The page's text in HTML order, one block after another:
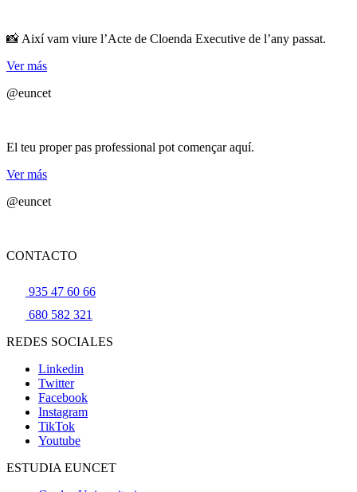
📸 Així vam viure l’Acte de Cloenda Executive de l’any passat.
Ver más
@euncet
El teu proper pas professional pot començar aquí.
Ver más
@euncet
CONTACTO
935 47 60 66
680 582 321
REDES SOCIALES
Linkedin
Twitter
Facebook
Instagram
TikTok
Youtube
ESTUDIA EUNCET